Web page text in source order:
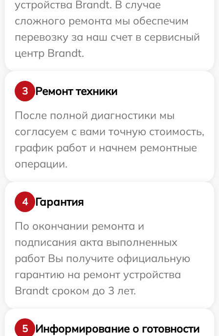
устройства Brandt. В случае
сложного ремонта мы обеспечим
перевозку за наш счет в сервисный
центр Brandt.
3
Ремонт техники
После полной диагностики мы
согласуем с вами точную стоимость,
график работ и начнем ремонтные
операции.
4
Гарантия
По окончании ремонта и
подписания акта выполненных
работ Вы получите официальную
гарантию на ремонт устройства
Brandt сроком до 3 лет.
5
Информирование о готовности